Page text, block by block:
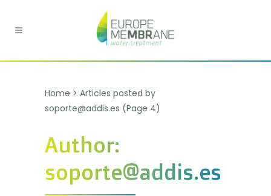
Home > Articles posted by
soporte@addis.es (Page 4)
Author:
soporte@addis.es